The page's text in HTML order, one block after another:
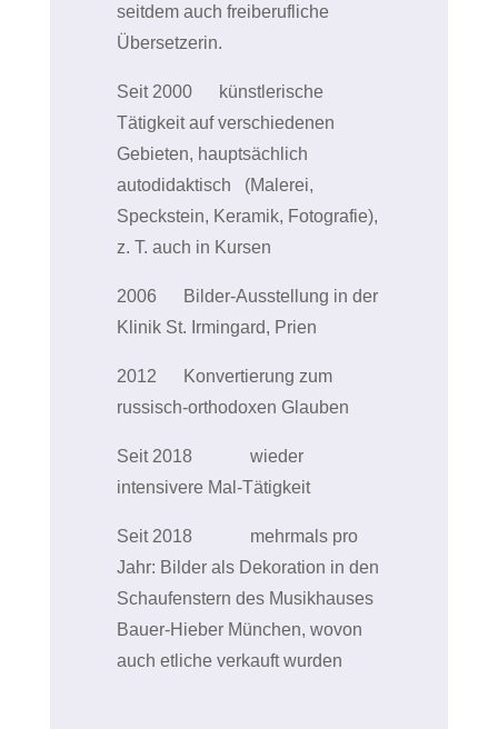
seitdem auch freiberufliche
Übersetzerin.
Seit 2000
künstlerische
Tätigkeit auf verschiedenen
Gebieten, hauptsächlich
autodidaktisch
(Malerei,
Speckstein, Keramik, Fotografie),
z. T. auch in Kursen
2006
Bilder-Ausstellung in der
Klinik St. Irmingard, Prien
2012
Konvertierung zum
russisch-orthodoxen Glauben
Seit 2018
wieder
intensivere Mal-Tätigkeit
Seit 2018
mehrmals pro
Jahr: Bilder als Dekoration in den
Schaufenstern des Musikhauses
Bauer-Hieber München, wovon
auch etliche verkauft wurden